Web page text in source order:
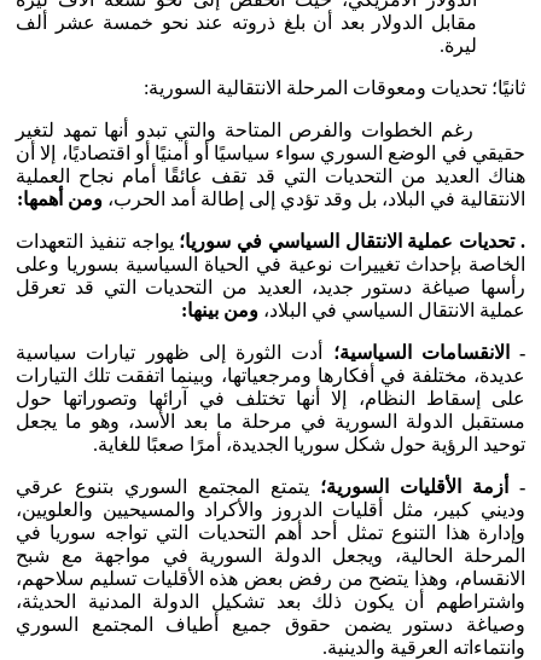
مقابل الدولار بعد أن بلغ ذروته عند نحو خمسة عشر ألف
ليرة.
ثانيًا؛ تحديات ومعوقات المرحلة الانتقالية السورية:
رغم الخطوات والفرص المتاحة والتي تبدو أنها تمهد لتغير
حقيقي في الوضع السوري سواء سياسيًا أو أمنيًا أو اقتصاديًا، إلا أن
هناك العديد من التحديات التي قد تقف عائقًا أمام نجاح العملية
الانتقالية في البلاد، بل وقد تؤدي إلى إطالة أمد الحرب، ومن أهمها:
. تحديات عملية الانتقال السياسي في سوريا؛ يواجه تنفيذ التعهدات
الخاصة بإحداث تغييرات نوعية في الحياة السياسية بسوريا وعلى
رأسها صياغة دستور جديد، العديد من التحديات التي قد تعرقل
عملية الانتقال السياسي في البلاد، ومن بينها:
- الانقسامات السياسية؛ أدت الثورة إلى ظهور تيارات سياسية
عديدة، مختلفة في أفكارها ومرجعياتها، وبينما اتفقت تلك التيارات
على إسقاط النظام، إلا أنها تختلف في آرائها وتصوراتها حول
مستقبل الدولة السورية في مرحلة ما بعد الأسد، وهو ما يجعل
توحيد الرؤية حول شكل سوريا الجديدة، أمرًا صعبًا للغاية.
- أزمة الأقليات السورية؛ يتمتع المجتمع السوري بتنوع عرقي
وديني كبير، مثل أقليات الدروز والأكراد والمسيحيين والعلويين،
وإدارة هذا التنوع تمثل أحد أهم التحديات التي تواجه سوريا في
المرحلة الحالية، ويجعل الدولة السورية في مواجهة مع شبح
الانقسام، وهذا يتضح من رفض بعض هذه الأقليات تسليم سلاحهم،
واشتراطهم أن يكون ذلك بعد تشكيل الدولة المدنية الحديثة،
وصياغة دستور يضمن حقوق جميع أطياف المجتمع السوري
وانتماءاته العرقية والدينية.